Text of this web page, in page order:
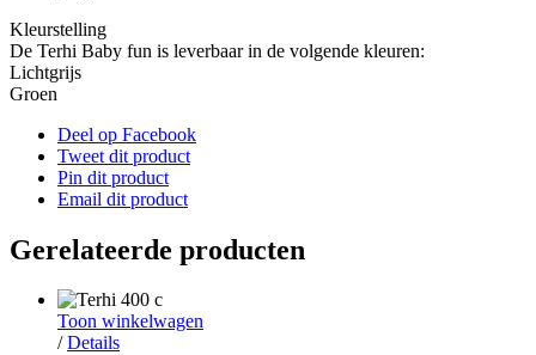
Kleurstelling
De Terhi Baby fun is leverbaar in de volgende kleuren:
Lichtgrijs
Groen
Deel op Facebook
Tweet dit product
Pin dit product
Email dit product
Gerelateerde producten
Toon winkelwagen
/ Details